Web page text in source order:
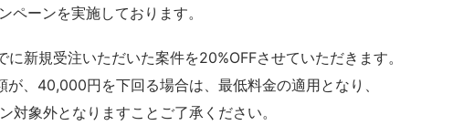
ペーンを実施しております。
新規受注いただいた案件を20%OFFさせていただきます。
が、40,000円を下回る場合は、最低料金の適用となり、
対象外となりますことご了承ください。